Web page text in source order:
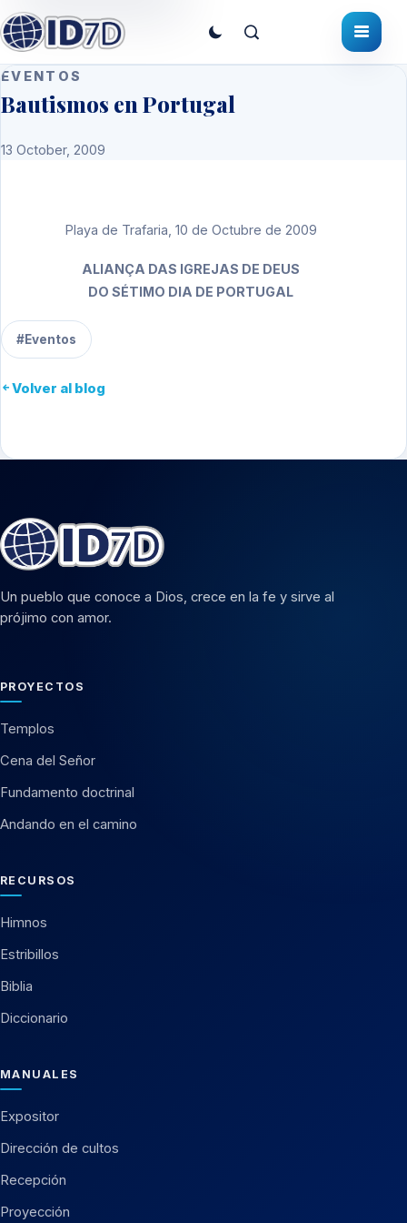
EVENTOS
Bautismos en Portugal
13 October, 2009
Playa de Trafaria, 10 de Octubre de 2009
ALIANÇA DAS IGREJAS DE DEUS
DO SÉTIMO DIA DE PORTUGAL
#Eventos
Volver al blog
Un pueblo que conoce a Dios, crece en la fe y sirve al
prójimo con amor.
PROYECTOS
Templos
Cena del Señor
Fundamento doctrinal
Andando en el camino
RECURSOS
Himnos
Estribillos
Biblia
Diccionario
MANUALES
Expositor
Dirección de cultos
Recepción
Proyección